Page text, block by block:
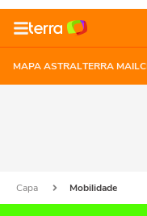
MAPA ASTRALTERRA MAIL
Capa Mobilidade